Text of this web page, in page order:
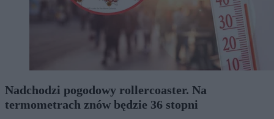
Nadchodzi pogodowy rollercoaster. Na
termometrach znów będzie 36 stopni